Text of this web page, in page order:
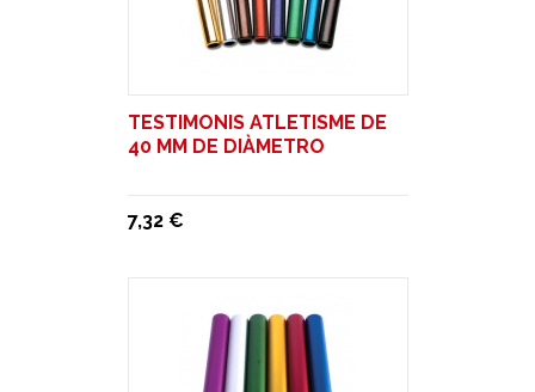
TESTIMONIS ATLETISME DE
40 MM DE DIÀMETRO
7,32 €